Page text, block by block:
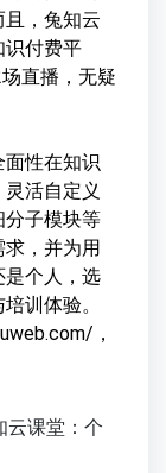
，兔知云
识付费平
直播，无疑
性在知识
活自定义
子模块等
，并为用
是个人，选
训体验。
，
云课堂：个